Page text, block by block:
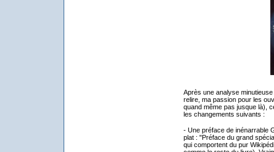
Après une analyse
relire, ma passion pour les
quand même pas jusque là),
les changements suivants :
- Une préface de inénarrable
plat : "Préface du grand
qui comportent du pur